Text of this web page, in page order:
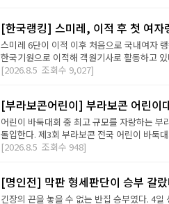
[한국랭킹] 스미레, 이적 후 첫 여자
스미레 6단이 이적 이후 처음으로 국내여자
한국기원으로 이적해 객원기사로 활동하고 있
[2026.8.5 조회수 9,027]
[부라보콘어린이] 부라보콘 어린이
어린이 바둑대회 중 최고 규모를 자랑하는
돌입한다. 제3회 부라보콘 전국 어린이 바둑
[2026.8.5 조회수 948]
[명인전] 막판 형세판단이 승부 갈
긴장의 끈을 놓을 수 없는 반집 승부였다. 4